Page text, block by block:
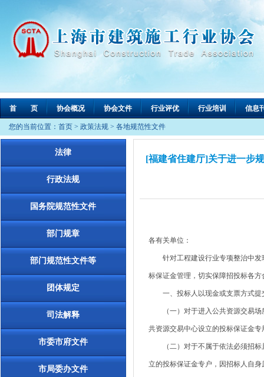
首 页 协会概况 协会文件 行业评优 行业培训 信息
您的当前位置： 首页 > 政策法规 > 各地规范性文件
法律
行政法规
国务院规范性文件
部门规章
部门规范性文件等
团体规定
司法解释
市委市府文件
市局委办文件
[福建省住建厅]关于进一步
各有关单位：
针对工程建设行业专项整治中发
标保证金管理，切实保障招投标各
一、投标人以现金或支票方式提
（一）对于进入公共资源交易场
共资源交易中心设立的投标保证金
（二）对于不属于依法必须招标
立的投标保证金专户，因招标人自